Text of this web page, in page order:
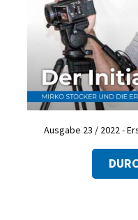
Ausgabe 23 / 2022 -